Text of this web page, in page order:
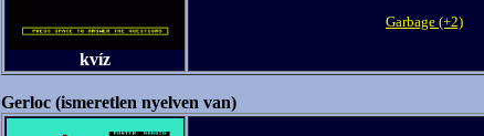
kvíz
Garbage (+2)
Gerloc (ismeretlen nyelven van)